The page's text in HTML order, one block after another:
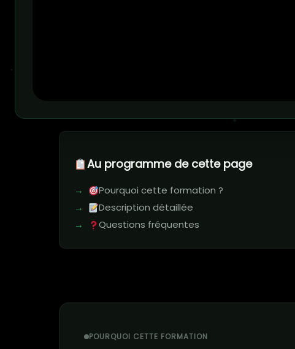
Au programme de cette page
Pourquoi cette formation ?
Description détaillée
Questions fréquentes
POURQUOI CETTE FORMATION